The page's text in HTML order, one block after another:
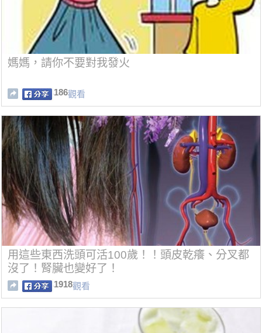
媽媽，請你不要對我發火
186觀看
用這些東西洗頭可活100歲！！頭皮乾癢、分叉都
沒了！腎臟也變好了！
1918觀看